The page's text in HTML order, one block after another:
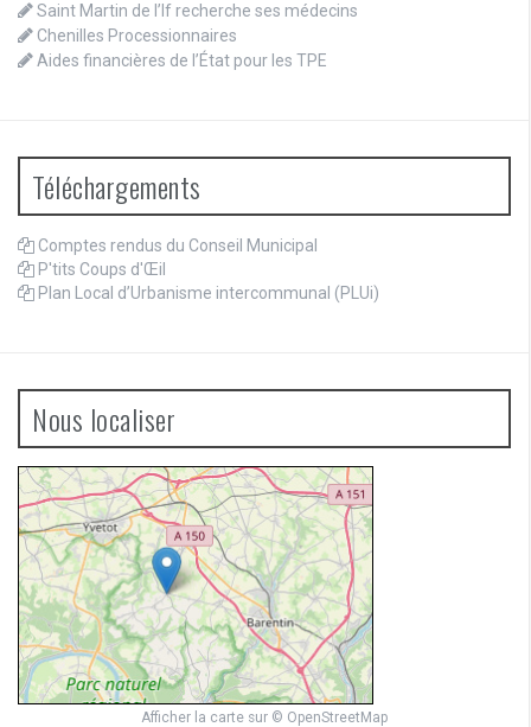
Saint Martin de l’If recherche ses médecins
Chenilles Processionnaires
Aides financières de l’État pour les TPE
Téléchargements
Comptes rendus du Conseil Municipal
P'tits Coups d'Œil
Plan Local d’Urbanisme intercommunal (PLUi)
Nous localiser
Afficher la carte sur © OpenStreetMap